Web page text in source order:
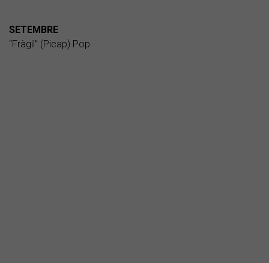
SETEMBRE
“Fràgil” (Picap) Pop